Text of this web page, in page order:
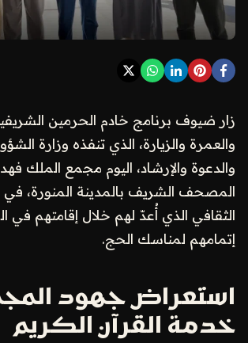
زار ضيوف برنامج خادم الحرمين
والعمرة والزيارة، الذي تنفذه وزارة
والدعوة والإرشاد، اليوم مجمع الملك
المصحف الشريف بالمدينة المنورة، في
الثقافي الذي أُعدّ لهم خلال إقامتهم في
إتمامهم لمناسك الحج.
استعراض جهود
خدمة القرآن الكريم